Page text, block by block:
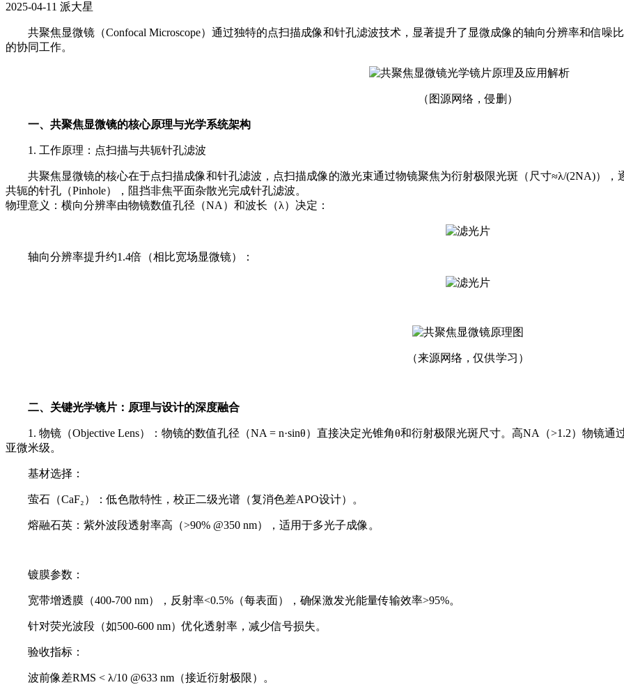
2025-04-11 派大星
共聚焦显微镜（Confocal Microscope）通过独特的点扫描成像和针孔滤波技术，显著提升了显微成像的轴向分辨率和信
的协同工作。
（图源网络，侵删）
一、共聚焦显微镜的核心原理与光学系统架构
1. 工作原理：点扫描与共轭针孔滤波
共聚焦显微镜的核心在于点扫描成像和针孔滤波，点扫描成像的激光束通过物镜聚焦为衍射极限光斑（尺寸≈λ/(2NA)）
共轭的针孔（Pinhole），阻挡非焦平面杂散光完成针孔滤波。
物理意义：横向分辨率由物镜数值孔径（NA）和波长（λ）决定：
轴向分辨率提升约1.4倍（相比宽场显微镜）：
（来源网络，仅供学习）
二、关键光学镜片：原理与设计的深度融合
1. 物镜（Objective Lens）：物镜的数值孔径（NA = n·sinθ）直接决定光锥角θ和衍射极限光斑尺寸。高NA（>1.2）物镜
亚微米级。
基材选择：
萤石（CaF₂）：低色散特性，校正二级光谱（复消色差APO设计）。
熔融石英：紫外波段透射率高（>90% @350 nm），适用于多光子成像。
镀膜参数：
宽带增透膜（400-700 nm），反射率<0.5%（每表面），确保激发光能量传输效率>95%。
针对荧光波段（如500-600 nm）优化透射率，减少信号损失。
验收指标：
波前像差RMS < λ/10 @633 nm（接近衍射极限）。